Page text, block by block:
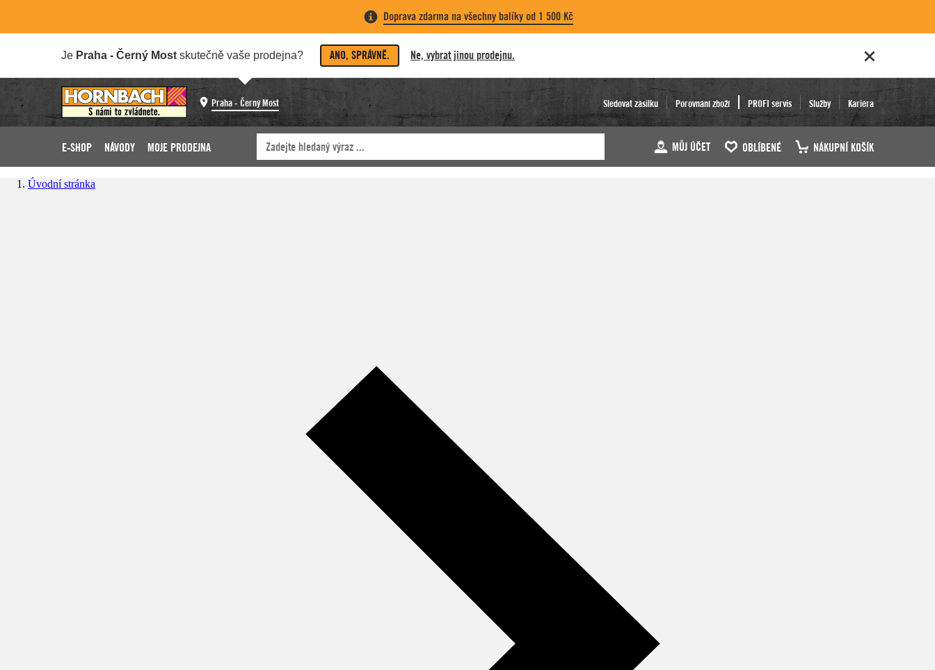
Doprava zdarma na všechny balíky od 1 500 Kč
Je Praha - Černý Most skutečně vaše prodejna? ANO, SPRÁVNĚ. Ne, vybrat jinou prodejnu.
Praha - Černý Most Sledovat zásilku Porovnání zboží PROFI servis Služby Kariéra
E-SHOP NÁVODY MOJE PRODEJNA MŮJ ÚČET OBLÍBENÉ NÁKUPNÍ KOŠÍK
Úvodní stránka